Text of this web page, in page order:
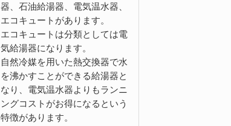
器、石油給湯器、電気温水器、
エコキュートがあります。
エコキュートは分類としては電
気給湯器になります。
自然冷媒を用いた熱交換器で水
を沸かすことができる給湯器と
なり、電気温水器よりもランニ
ングコストがお得になるという
特徴があります。